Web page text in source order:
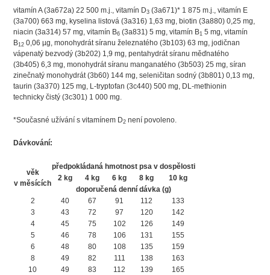
vitamín A (3a672a) 22 500 m.j., vitamín D3 (3a671)* 1 875 m.j., vitamín E
(3a700) 663 mg, kyselina listová (3a316) 1,63 mg, biotin (3a880) 0,25 mg,
niacin (3a314) 57 mg, vitamín B6 (3a831) 5 mg, vitamín B1 5 mg, vitamín
B12 0,06 µg, monohydrát síranu železnatého (3b103) 63 mg, jodičnan
vápenatý bezvodý (3b202) 1,9 mg, pentahydrát síranu měďnatého
(3b405) 6,3 mg, monohydrát síranu manganatého (3b503) 25 mg, síran
zinečnatý monohydrát (3b60) 144 mg, seleničitan sodný (3b801) 0,13 mg,
taurin (3a370) 125 mg, L-tryptofan (3c440) 500 mg, DL-methionin
technicky čistý (3c301) 1 000 mg.
*Současné užívání s vitamínem D2 není povoleno.
Dávkování:
věk
v měsících
předpokládaná hmotnost psa v dospělosti
2 kg
4 kg 6 kg 8 kg
10 kg
doporučená denní dávka (g)
2
40 67 91 112
133
3
43 72 97 120
142
4
45 75 102 126
149
5
46 78 106 131
155
6
48 80 108 135
159
8
49 82 111 138
163
10
49 83 112 139
165